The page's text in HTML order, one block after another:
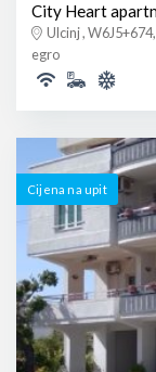
City Heart
Ulcinj ,
egro
Cijena na upit